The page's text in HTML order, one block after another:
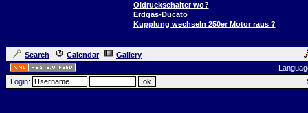
Öldruckschalter wo?
Erdgas-Ducato
Kupplung wechseln 250er Motor raus ?
Search Calendar
Gallery
Login: